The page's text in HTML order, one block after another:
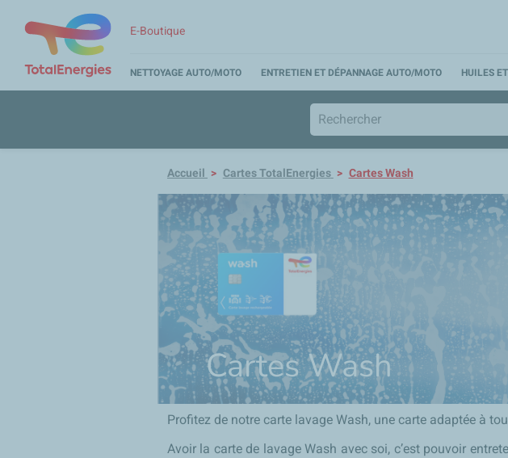
E-Boutique
NETTOYAGE AUTO/MOTO ENTRETIEN ET DÉPANNAGE AUTO/MOTO HUILES
Accueil Cartes TotalEnergies Cartes Wash
Cartes Wash
Profitez de notre carte lavage Wash, une carte adaptée à
Avoir la carte de lavage Wash avec soi, c’est pouvoir